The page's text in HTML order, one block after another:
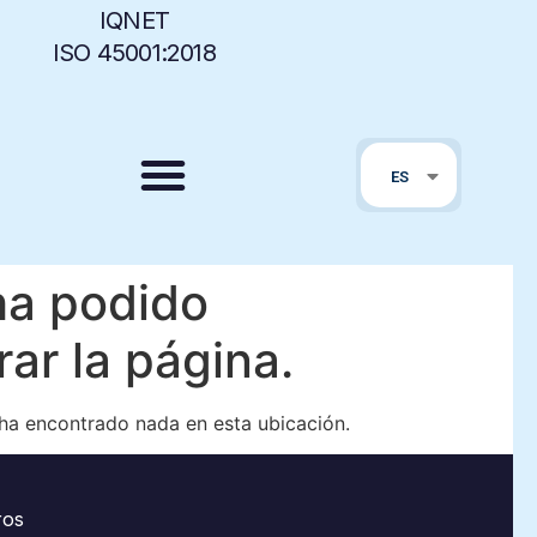
IQNET
ISO 45001:2018